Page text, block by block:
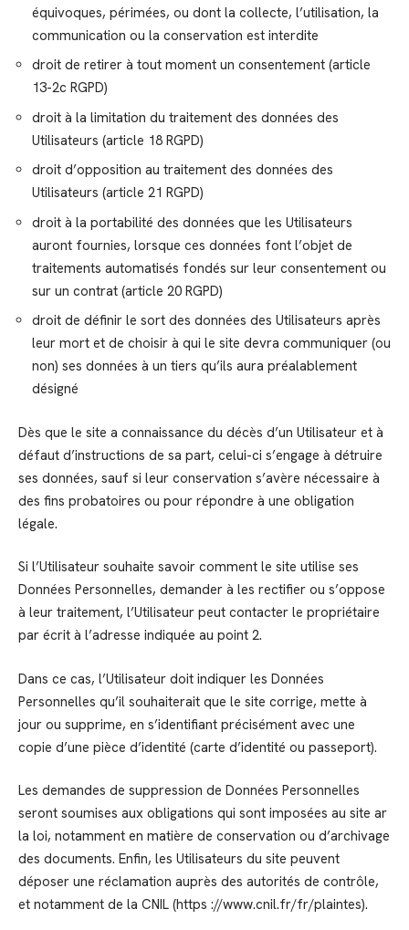
équivoques, périmées, ou dont la collecte, l’utilisation, la
communication ou la conservation est interdite
droit de retirer à tout moment un consentement (article
13-2c RGPD)
droit à la limitation du traitement des données des
Utilisateurs (article 18 RGPD)
droit d’opposition au traitement des données des
Utilisateurs (article 21 RGPD)
droit à la portabilité des données que les Utilisateurs
auront fournies, lorsque ces données font l’objet de
traitements automatisés fondés sur leur consentement ou
sur un contrat (article 20 RGPD)
droit de définir le sort des données des Utilisateurs après
leur mort et de choisir à qui le site devra communiquer (ou
non) ses données à un tiers qu’ils aura préalablement
désigné
Dès que le site a connaissance du décès d’un Utilisateur et à
défaut d’instructions de sa part, celui-ci s’engage à détruire
ses données, sauf si leur conservation s’avère nécessaire à
des fins probatoires ou pour répondre à une obligation
légale.
Si l’Utilisateur souhaite savoir comment le site utilise ses
Données Personnelles, demander à les rectifier ou s’oppose
à leur traitement, l’Utilisateur peut contacter le propriétaire
par écrit à l’adresse indiquée au point 2.
Dans ce cas, l’Utilisateur doit indiquer les Données
Personnelles qu’il souhaiterait que le site corrige, mette à
jour ou supprime, en s’identifiant précisément avec une
copie d’une pièce d’identité (carte d’identité ou passeport).
Les demandes de suppression de Données Personnelles
seront soumises aux obligations qui sont imposées au site ar
la loi, notamment en matière de conservation ou d’archivage
des documents. Enfin, les Utilisateurs du site peuvent
déposer une réclamation auprès des autorités de contrôle,
et notamment de la CNIL (https ://www.cnil.fr/fr/plaintes).